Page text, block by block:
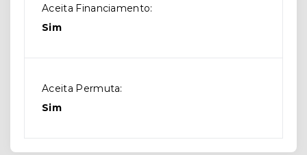
Aceita Financiamento:
Sim
Aceita Permuta:
Sim